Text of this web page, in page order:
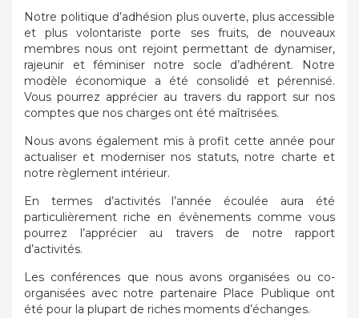
Notre politique d’adhésion plus ouverte, plus accessible
et plus volontariste porte ses fruits, de nouveaux
membres nous ont rejoint permettant de dynamiser,
rajeunir et féminiser notre socle d’adhérent. Notre
modèle économique a été consolidé et pérennisé.
Vous pourrez apprécier au travers du rapport sur nos
comptes que nos charges ont été maîtrisées.
Nous avons également mis à profit cette année pour
actualiser et moderniser nos statuts, notre charte et
notre règlement intérieur.
En termes d’activités l’année écoulée aura été
particulièrement riche en évènements comme vous
pourrez l’apprécier au travers de notre rapport
d’activités.
Les conférences que nous avons organisées ou co-
organisées avec notre partenaire Place Publique ont
été pour la plupart de riches moments d’échanges.